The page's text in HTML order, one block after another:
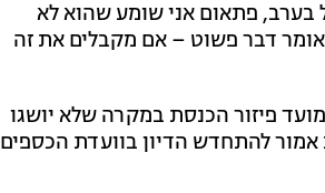
בערב, פתאום אני שומע שהוא לא
דבר פשוט – אם מקבלים את זה
פיזור הכנסת במקרה שלא יושגו
אמור להתחדש הדיון בוועדת הכספים